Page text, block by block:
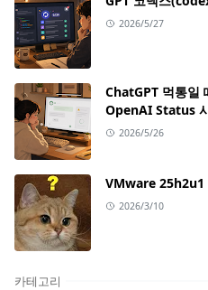
2026/5/27
ChatGPT 먹통일
OpenAI Status
2026/5/26
VMware 25h2u1
2026/3/10
카테고리